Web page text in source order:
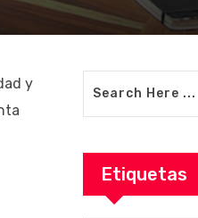
y
Etiquetas